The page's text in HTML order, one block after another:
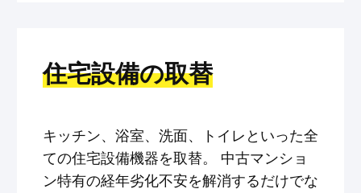
住宅設備の取替
キッチン、浴室、洗面、トイレといった全
ての住宅設備機器を取替。 中古マンショ
ン特有の経年劣化不安を解消するだけでな